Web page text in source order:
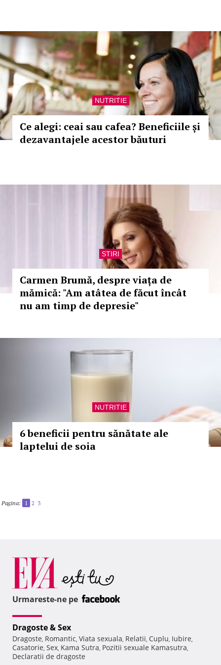
NUTRITIE
Ce alegi: ceai sau cafea? Beneficiile și
dezavantajele acestor băuturi
STIRI
Carmen Brumă, despre viața de
mămică: "Am atâtea de făcut încât
nu am timp de depresie"
NUTRITIE
6 beneficii pentru sănătate ale
laptelui de soia
Pagina: 1 2 3
Urmareste-ne pe
Dragoste & Sex
Dragoste, Romantic, Viata sexuala, Relatii, Cuplu, Iubire,
Casatorie, Sex, Kama Sutra, Pozitii sexuale Kamasutra,
Declaratii de dragoste